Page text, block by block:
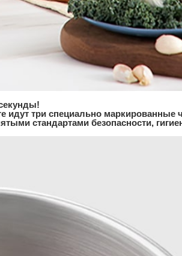
идут три специально маркированные
стандартами безопасности,